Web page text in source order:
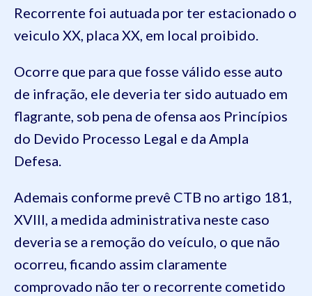
Recorrente foi autuada por ter estacionado o
veiculo XX, placa XX, em local proibido.
Ocorre que para que fosse válido esse auto
de infração, ele deveria ter sido autuado em
flagrante, sob pena de ofensa aos Princípios
do Devido Processo Legal e da Ampla
Defesa.
Ademais conforme prevê CTB no artigo 181,
XVIII, a medida administrativa neste caso
deveria se a remoção do veículo, o que não
ocorreu, ficando assim claramente
comprovado não ter o recorrente cometido